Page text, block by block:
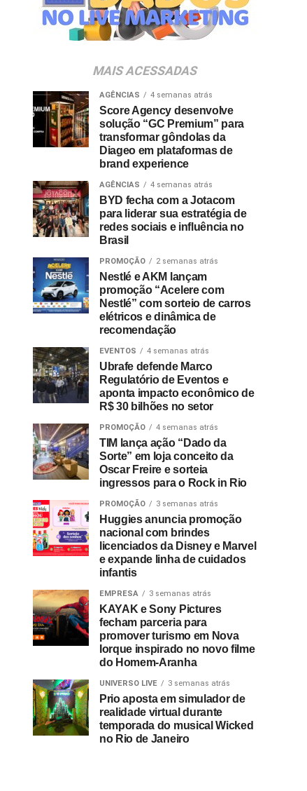
MAIS ACESSADAS
AGÊNCIAS 4 semanas atrás
Score Agency desenvolve
solução “GC Premium” para
transformar gôndolas da
Diageo em plataformas de
brand experience
AGÊNCIAS 4 semanas atrás
BYD fecha com a Jotacom
para liderar sua estratégia de
redes sociais e influência no
Brasil
PROMOÇÃO 2 semanas atrás
Nestlé e AKM lançam
promoção “Acelere com
Nestlé” com sorteio de carros
elétricos e dinâmica de
recomendação
EVENTOS 4 semanas atrás
Ubrafe defende Marco
Regulatório de Eventos e
aponta impacto econômico de
R$ 30 bilhões no setor
PROMOÇÃO 4 semanas atrás
TIM lança ação “Dado da
Sorte” em loja conceito da
Oscar Freire e sorteia
ingressos para o Rock in Rio
PROMOÇÃO 3 semanas atrás
Huggies anuncia promoção
nacional com brindes
licenciados da Disney e Marvel
e expande linha de cuidados
infantis
EMPRESA 3 semanas atrás
KAYAK e Sony Pictures
fecham parceria para
promover turismo em Nova
Iorque inspirado no novo filme
do Homem-Aranha
UNIVERSO LIVE 3 semanas atrás
Prio aposta em simulador de
realidade virtual durante
temporada do musical Wicked
no Rio de Janeiro